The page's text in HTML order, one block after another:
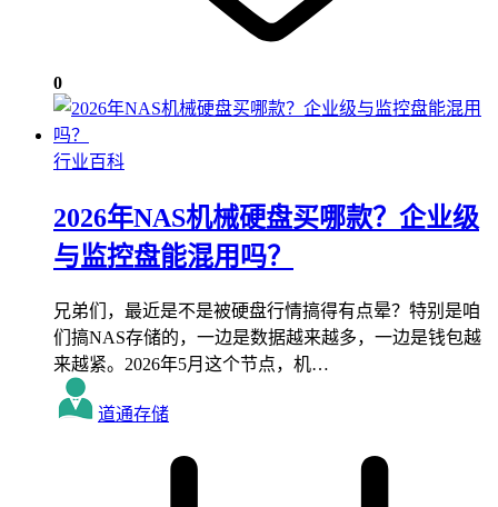
0
行业百科
2026年NAS机械硬盘买哪款？企业级
与监控盘能混用吗？
兄弟们，最近是不是被硬盘行情搞得有点晕？特别是咱
们搞NAS存储的，一边是数据越来越多，一边是钱包越
来越紧。2026年5月这个节点，机…
道通存储